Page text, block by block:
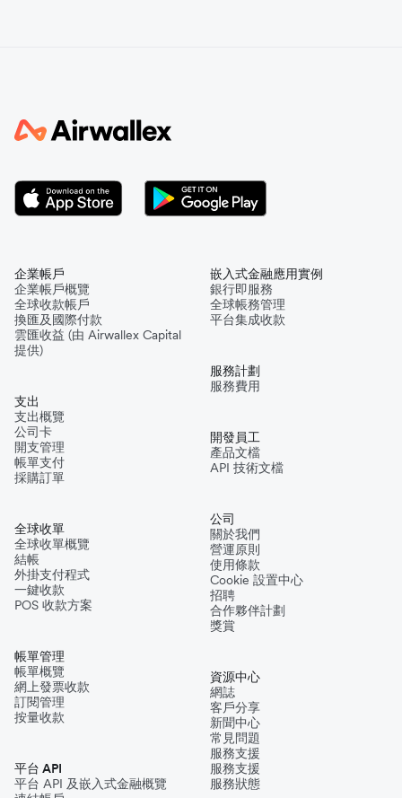
企業帳戶
企業帳戶概覽
全球收款帳戶
換匯及國際付款
雲匯收益 (由 Airwallex Capital
提供)
支出
支出概覽
公司卡
開支管理
帳單支付
採購訂單
全球收單
全球收單概覽
結帳
外掛支付程式
一鍵收款
POS 收款方案
帳單管理
帳單概覽
網上發票收款
訂閱管理
按量收款
平台 API
平台 API 及嵌入式金融概覽
嵌入式金融應用實例
銀行即服務
全球帳務管理
平台集成收款
服務計劃
服務費用
開發員工
產品文檔
API 技術文檔
公司
關於我們
營運原則
使用條款
Cookie 設置中心
招聘
合作夥伴計劃
獎賞
資源中心
網誌
客戶分享
新聞中心
常見問題
服務支援
服務支援
服務狀態